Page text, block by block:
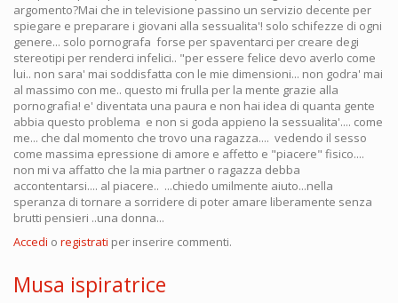
argomento?Mai che in televisione passino un servizio decente per
spiegare e preparare i giovani alla sessualita'! solo schifezze di ogni
genere... solo pornografa forse per spaventarci per creare degi
stereotipi per renderci infelici.. "per essere felice devo averlo come
lui.. non sara' mai soddisfatta con le mie dimensioni... non godra' mai
al massimo con me.. questo mi frulla per la mente grazie alla
pornografia! e' diventata una paura e non hai idea di quanta gente
abbia questo problema e non si goda appieno la sessualita'.... come
me... che dal momento che trovo una ragazza.... vedendo il sesso
come massima epressione di amore e affetto e "piacere" fisico....
non mi va affatto che la mia partner o ragazza debba
accontentarsi.... al piacere.. ...chiedo umilmente aiuto...nella
speranza di tornare a sorridere di poter amare liberamente senza
brutti pensieri ..una donna...
Accedi o registrati per inserire commenti.
Musa ispiratrice